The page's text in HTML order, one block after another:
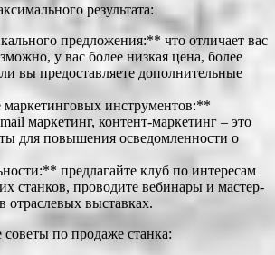
результата:
предложения:** что отличает вас
у вас более низкая цена, более
вы предоставляете дополнительные
инструментов:**
маркетинг, контент-маркетинг – это
для повышения осведомленности о
предлагайте клуб по интересам
станков, проводите вебинары и мастер-
отраслевых выставках.
по продаже станка: